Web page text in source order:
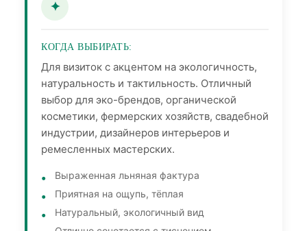
КОГДА ВЫБИРАТЬ:
Для визиток с акцентом на экологичность,
натуральность и тактильность. Отличный
выбор для эко-брендов, органической
косметики, фермерских хозяйств, свадебной
индустрии, дизайнеров интерьеров и
ремесленных мастерских.
Выраженная льняная фактура
Приятная на ощупь, тёплая
Натуральный, экологичный вид